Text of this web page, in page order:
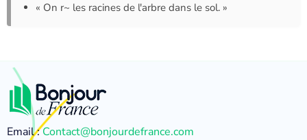
« On r~ les racines de l'arbre dans le sol. »
Email :Contact@bonjourdefrance.com